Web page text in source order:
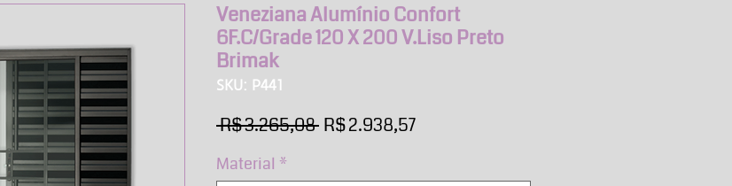
Veneziana Alumínio Confort
6F.C/Grade 120 X 200 V.Liso Preto
Brimak
SKU: P441
R$ 3.265,08 Preço
R$ 2.938,57Preço
Material *